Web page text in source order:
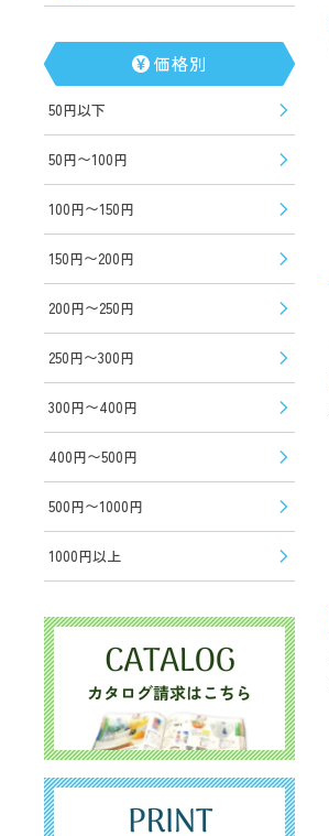
価格別
50円以下
50円〜100円
100円〜150円
150円〜200円
200円〜250円
250円〜300円
300円〜400円
400円〜500円
500円〜1000円
1000円以上